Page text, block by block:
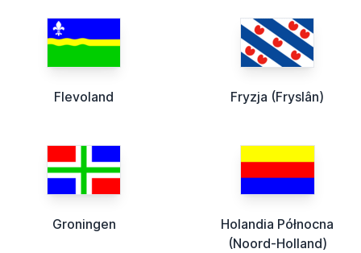
Flevoland Fryzja (Fryslân)
Groningen
Holandia Północna
(Noord-Holland)